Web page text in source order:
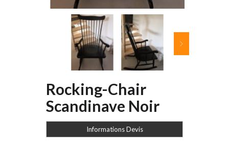
Rocking-Chair
Scandinave Noir
Informations Devis